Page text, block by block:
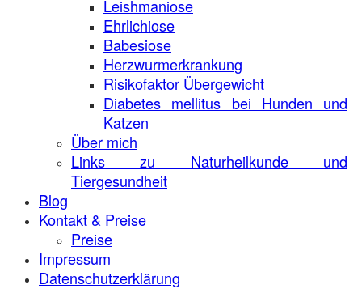
Leishmaniose
Ehrlichiose
Babesiose
Herzwurmerkrankung
Risikofaktor Übergewicht
Diabetes mellitus bei Hunden und
Katzen
Über mich
Links zu Naturheilkunde und
Tiergesundheit
Blog
Kontakt & Preise
Preise
Impressum
Datenschutzerklärung